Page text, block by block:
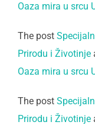
Oaza mira u srcu
The post
Prirodu i Životinje
Oaza mira u srcu
The post
Prirodu i Životinje